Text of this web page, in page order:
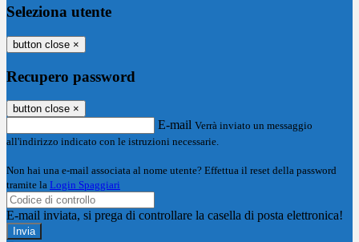
Seleziona utente
button close ×
Recupero password
button close ×
E-mail Verrà inviato un messaggio
all'indirizzo indicato con le istruzioni necessarie.
Non hai una e-mail associata al nome utente? Effettua il reset della password
tramite la Login Spaggiari
E-mail inviata, si prega di controllare la casella di posta elettronica!